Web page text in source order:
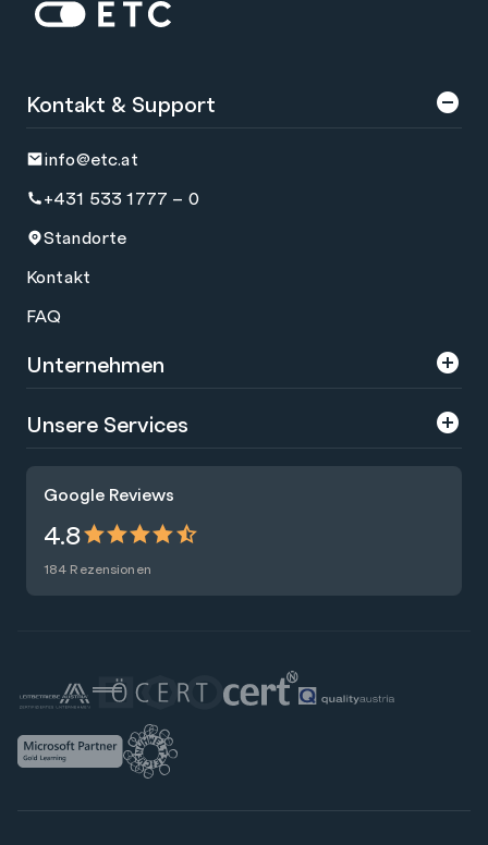
Startseite: ETC
Google Reviews
4.8
184 Rezensionen
Kontakt & Support
info@etc.at
+431 533 1777 – 0
Standorte
Kontakt
FAQ
Unternehmen
Über uns
Presse
Nachhaltigkeit
Blog
Unsere Services
Zertifizierungen
Raummiete